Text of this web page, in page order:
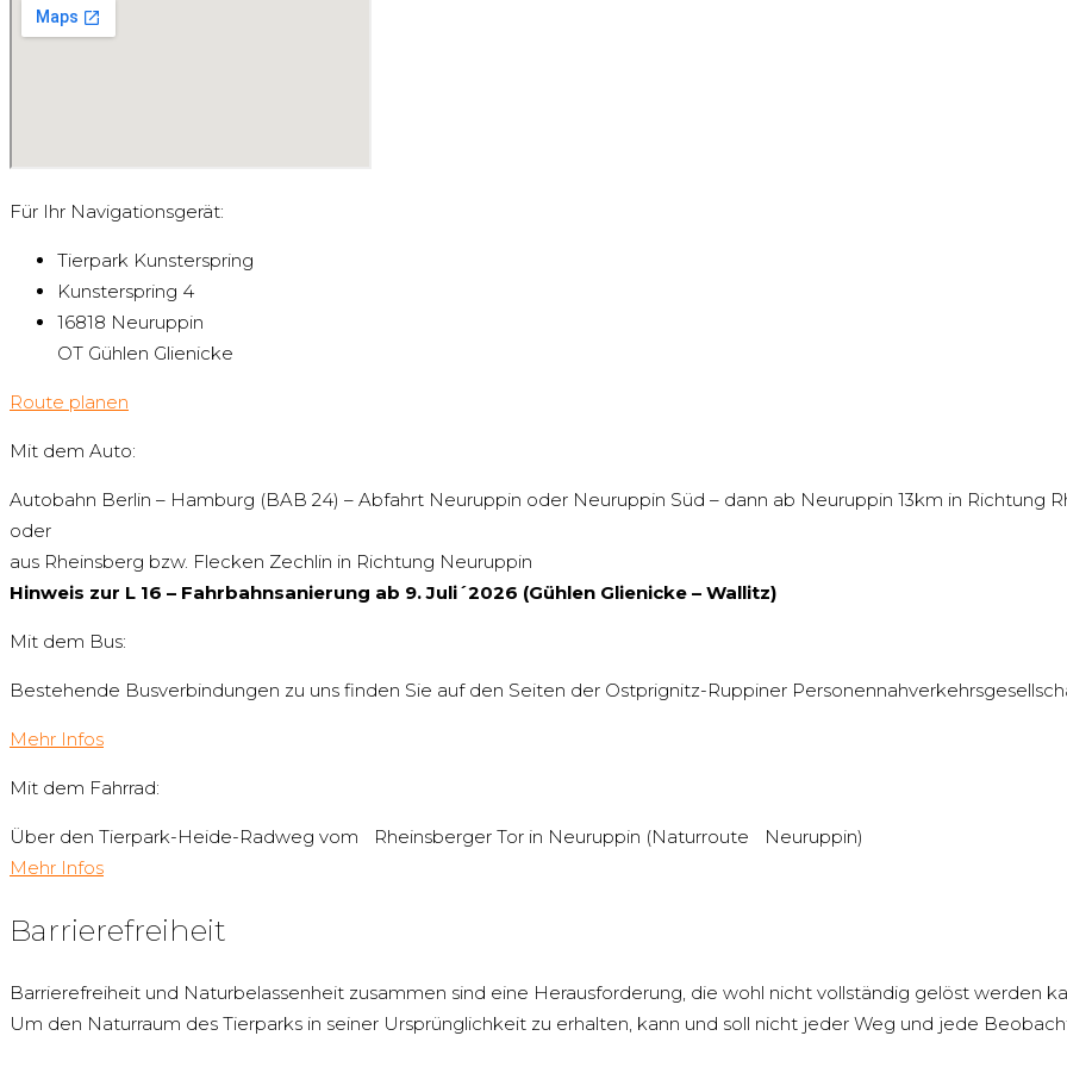
Für Ihr Navigationsgerät:
Tierpark Kunsterspring
Kunsterspring 4
16818 Neuruppin
OT Gühlen Glienicke
Route planen
Mit dem Auto:
Autobahn Berlin – Hamburg (BAB 24) – Abfahrt Neuruppin oder Neuruppin Süd – dann ab Neuruppin 13km in Richtung
oder
aus Rheinsberg bzw. Flecken Zechlin in Richtung Neuruppin
Hinweis zur L 16 – Fahrbahnsanierung ab 9. Juli´2026 (Gühlen Glienicke – Wallitz)
Mit dem Bus:
Bestehende Busverbindungen zu uns finden Sie auf den Seiten der Ostprignitz-Ruppiner
Mehr Infos
Mit dem Fahrrad:
Über den Tierpark-Heide-Radweg vom Rheinsberger Tor in Neuruppin (Naturroute Neuruppin)
Mehr Infos
Barrierefreiheit
Barrierefreiheit und Naturbelassenheit zusammen sind eine Herausforderung, die wohl nicht vollständig gelöst werden
Um den Naturraum des Tierparks in seiner Ursprünglichkeit zu erhalten, kann und soll nicht jeder Weg und jede